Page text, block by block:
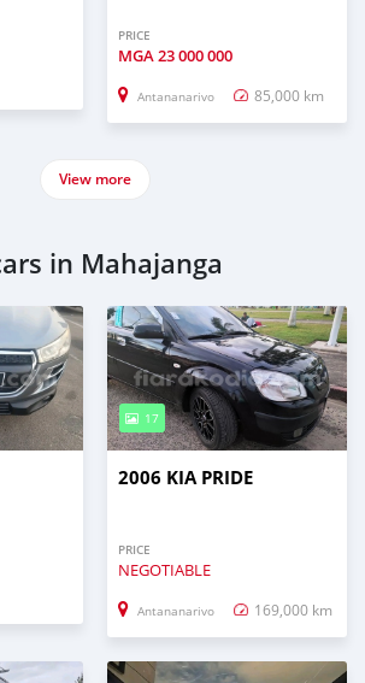
PRICE
MGA23 000 000
Antananarivo 85,000 km
View more
in Mahajanga
17
2006 KIA PRIDE
PRICE
NEGOTIABLE
Antananarivo 169,000 km